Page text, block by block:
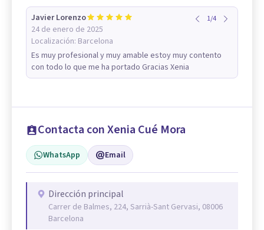
Javier Lorenzo
24 de enero de 2025
Localización: Barcelona
1/4
Es muy profesional y muy amable estoy muy contento
con todo lo que me ha portado Gracias Xenia
Contacta con Xenia Cué Mora
WhatsApp Email
Dirección principal
Carrer de Balmes, 224, Sarrià-Sant Gervasi, 08006
Barcelona